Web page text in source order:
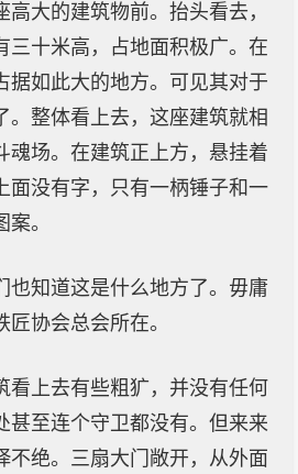
高大的建筑物前。抬头看去，
三十米高，占地面积极广。在
据如此大的地方。可见其对于
。整体看上去，这座建筑就相
魂场。在建筑正上方，悬挂着
面没有字，只有一柄锤子和一
。
也知道这是什么地方了。毋庸
协会总会所在。
看上去有些粗犷，并没有任何
甚至连个守卫都没有。但来来
不绝。三扇大门敞开，从外面